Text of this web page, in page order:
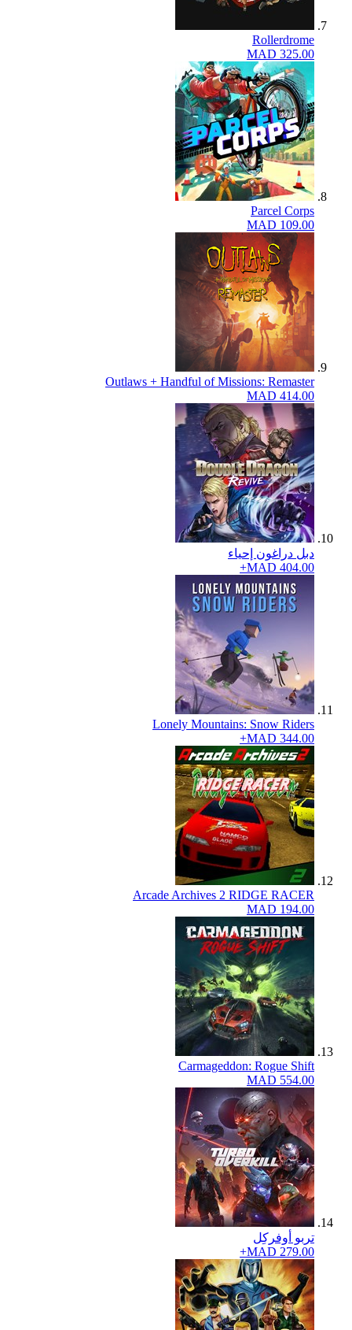
Rollerdrome
MAD 325.00
Parcel Corps
MAD 109.00
Outlaws + Handful of Missions: Remaster
MAD 414.00
دبل دراغون إحياء
MAD 404.00+
Lonely Mountains: Snow Riders
MAD 344.00+
Arcade Archives 2 RIDGE RACER
MAD 194.00
Carmageddon: Rogue Shift
MAD 554.00
تربو أوفركِل
MAD 279.00+